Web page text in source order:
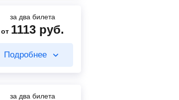
за два билета
от 1113 руб.
Подробнее
за два билета